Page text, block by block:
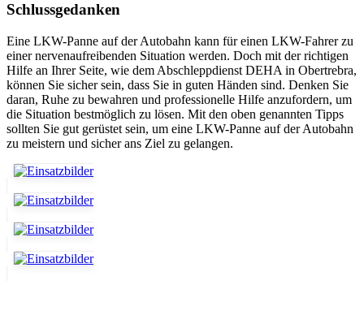
Schlussgedanken
Eine LKW-Panne auf der Autobahn kann für einen LKW-Fahrer zu
einer nervenaufreibenden Situation werden. Doch mit der richtigen
Hilfe an Ihrer Seite, wie dem Abschleppdienst DEHA in Obertrebra,
können Sie sicher sein, dass Sie in guten Händen sind. Denken Sie
daran, Ruhe zu bewahren und professionelle Hilfe anzufordern, um
die Situation bestmöglich zu lösen. Mit den oben genannten Tipps
sollten Sie gut gerüstet sein, um eine LKW-Panne auf der Autobahn
zu meistern und sicher ans Ziel zu gelangen.